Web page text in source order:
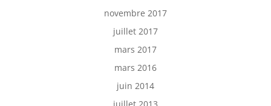
novembre 2017
juillet 2017
mars 2017
mars 2016
juin 2014